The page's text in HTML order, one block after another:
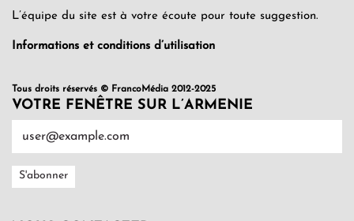
L’équipe du site est à votre écoute pour toute suggestion.
Informations et conditions d’utilisation
Tous droits réservés © FrancoMédia 2012-2025
VOTRE FENÊTRE SUR L’ARMENIE